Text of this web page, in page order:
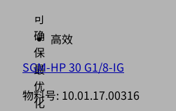
可
确
保
最
优
化
高效
SGM-HP 30 G1/8-IG
物料号: 10.01.17.00316